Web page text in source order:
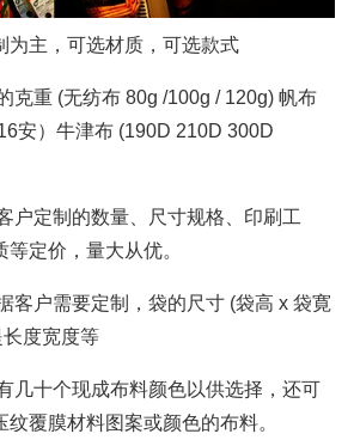
为主，可选材质，可选款式
克重 (无纺布 80g /100g / 120g) 帆布
安）牛津布 (190D 210D 300D
户定制的数量、尺寸规格、印刷工
定价，量大从优。
客户需要定制，袋的尺寸 (袋高 x 袋寛
度宽度等
几十个现成布料颜色以供选择，还可
纹覆膜材料图案或颜色的布料。